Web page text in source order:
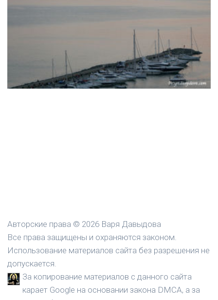
Авторские права © 2026 Варя Давыдова
Все права защищены и охраняются законом.
Использование материалов сайта без разрешения не
допускается.
За копирование материалов с данного сайта
карает Google на основании закона DMCA, а за